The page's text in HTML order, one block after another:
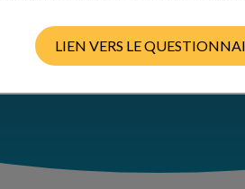
TÉLÉCHARGER LA
LIEN VERS LE